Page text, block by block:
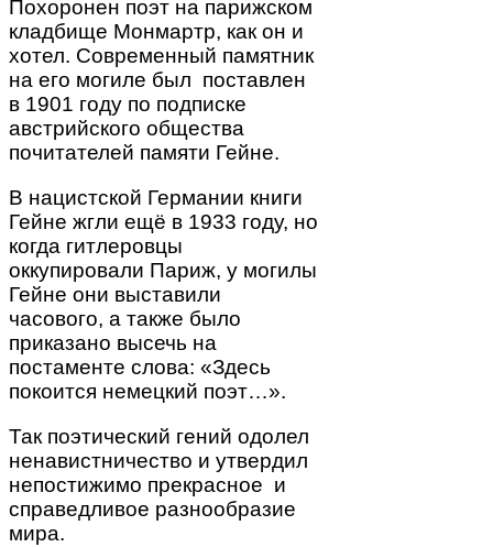
Похоронен поэт на парижском
кладбище Монмартр, как он и
хотел. Современный памятник
на его могиле был поставлен
в 1901 году по подписке
австрийского общества
почитателей памяти Гейне.
В нацистской Германии книги
Гейне жгли ещё в 1933 году, но
когда гитлеровцы
оккупировали Париж, у могилы
Гейне они выставили
часового, а также было
приказано высечь на
постаменте слова: «Здесь
покоится немецкий поэт…».
Так поэтический гений одолел
ненавистничество и утвердил
непостижимо прекрасное и
справедливое разнообразие
мира.